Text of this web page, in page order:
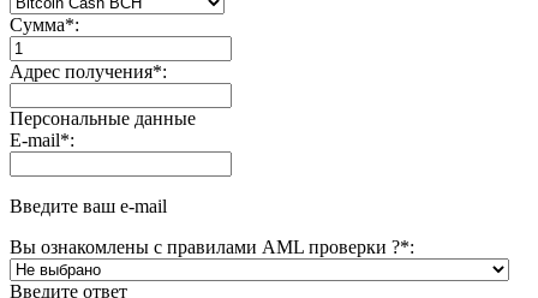
Сумма*:
Адрес получения*:
Персональные данные
E-mail*:
Введите ваш e-mail
Вы ознакомлены с правилами AML проверки ?*:
Введите ответ